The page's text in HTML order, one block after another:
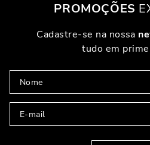
PROMOÇÕES
Cadastre-se na nossa
tudo em